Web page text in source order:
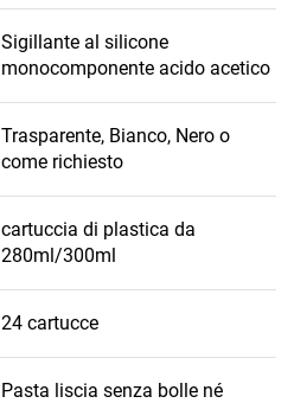
Sigillante al silicone
monocomponente acido acetico
Trasparente, Bianco, Nero o
come richiesto
cartuccia di plastica da
280ml/300ml
24 cartucce
Pasta liscia senza bolle né